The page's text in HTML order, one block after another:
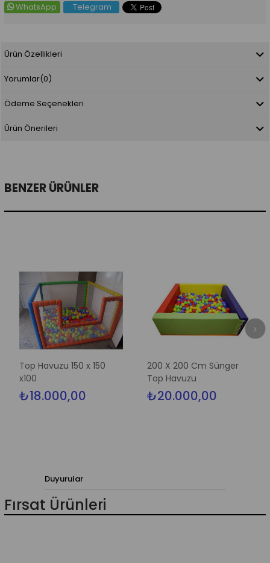
WhatsApp Telegram
Ürün Özellikleri
Yorumlar(0)
Ödeme Seçenekleri
Ürün Önerileri
BENZER ÜRÜNLER
Top Havuzu 150 x 150
x100
₺18.000,00
200 X 200 Cm Sünger
Top Havuzu
₺20.000,00
Duyurular
Fırsat Ürünleri